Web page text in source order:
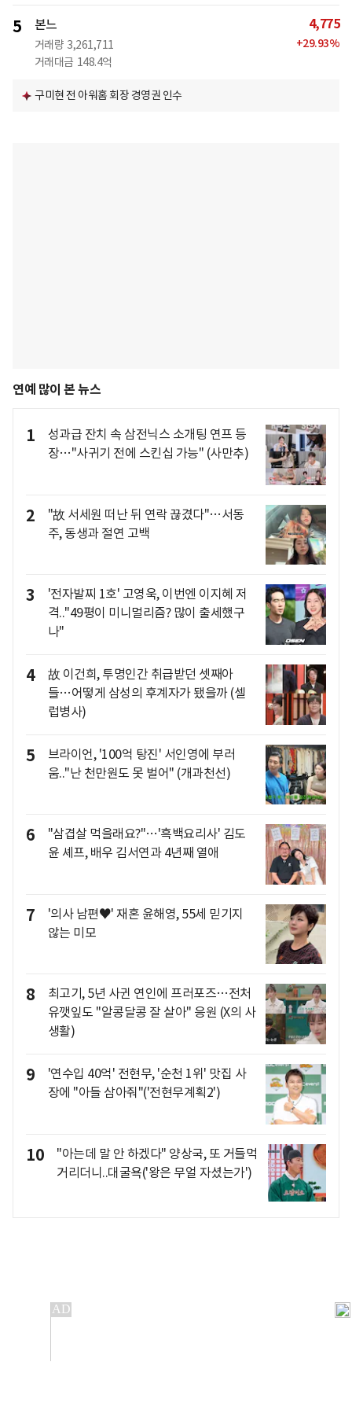
5 본느
거래량 3,261,711
거래대금 148.4억
4,775
+29.93%
구미현 전 아워홈 회장 경영권 인수
연예 많이 본 뉴스
1
성과급 잔치 속 삼전닉스 소개팅 연프 등
장…"사귀기 전에 스킨십 가능" (사만추)
2
"故 서세원 떠난 뒤 연락 끊겼다"…서동
주, 동생과 절연 고백
3
'전자발찌 1호' 고영욱, 이번엔 이지혜 저
격.."49평이 미니멀리즘? 많이 출세했구
나"
4
故 이건희, 투명인간 취급받던 셋째아
들…어떻게 삼성의 후계자가 됐을까 (셀
럽병사)
5
브라이언, '100억 탕진' 서인영에 부러
움.."난 천만원도 못 벌어" (개과천선)
6
"삼겹살 먹을래요?"…'흑백요리사' 김도
윤 셰프, 배우 김서연과 4년째 열애
7
'의사 남편♥' 재혼 윤해영, 55세 믿기지
않는 미모
8
최고기, 5년 사귄 연인에 프러포즈…전처
유깻잎도 "알콩달콩 잘 살아" 응원 (X의 사
생활)
9
'연수입 40억' 전현무, '순천 1위' 맛집 사
장에 "아들 삼아줘"('전현무계획2')
10
"아는데 말 안 하겠다" 양상국, 또 거들먹
거리더니..대굴욕('왕은 무얼 자셨는가')